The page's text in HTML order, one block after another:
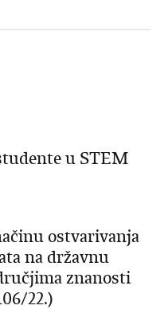
u STEM
ostvarivanja
na državnu
znanosti
22.)